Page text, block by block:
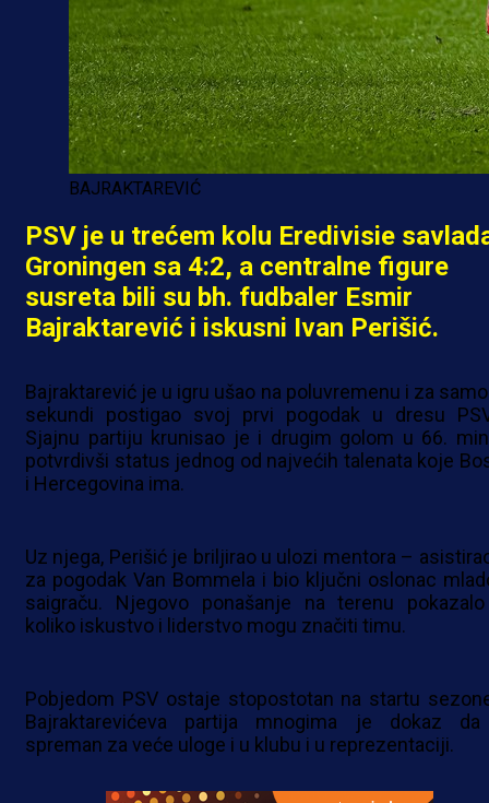
BAJRAKTAREVIĆ
PSV je u trećem kolu Eredivisie
Groningen sa 4:2, a centralne figure
susreta bili su bh. fudbaler Esmir
Bajraktarević i iskusni Ivan Perišić.
Bajraktarević je u igru ušao na poluvremenu i za
sekundi postigao svoj prvi pogodak u dresu
Sjajnu partiju krunisao je i drugim golom u 66.
potvrdivši status jednog od najvećih talenata koje
i Hercegovina ima.
Uz njega, Perišić je briljirao u ulozi mentora –
za pogodak Van Bommela i bio ključni oslonac
saigraču. Njegovo ponašanje na terenu
koliko iskustvo i liderstvo mogu značiti timu.
Pobjedom PSV ostaje stopostotan na startu
Bajraktarevićeva partija mnogima je dokaz
spreman za veće uloge i u klubu i u reprezentaciji.